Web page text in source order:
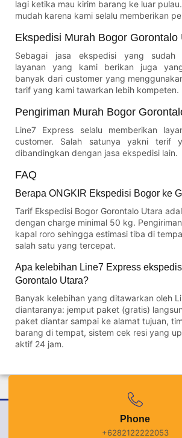
lagi ketika mau kirim barang ke luar
mudah karena kami selalu memberikan
Ekspedisi Murah Bogor Gorontalo
Sebagai jasa ekspedisi yang sudah
layanan yang kami berikan juga
banyak dari customer yang
tarif yang kami tawarkan lebih kompeten.
Pengiriman Murah Bogor
Line7 Express selalu memberikan
customer. Salah satunya yakni terif
dibandingkan dengan jasa ekspedisi lain.
FAQ
Berapa ONGKIR Ekspedisi Bogor ke
Tarif Ekspedisi Bogor Gorontalo Utara
dengan charge minimal 50 kg.
kapal roro sehingga estimasi tiba di
salah satu yang tercepat.
Apa kelebihan Line7 Express
Gorontalo Utara?
Banyak kelebihan yang ditawarkan oleh
diantaranya: jemput paket (gratis)
paket diantar sampai ke alamat tujuan,
barang di tempat, sistem cek resi yang
aktif 24 jam.
Phone
+6282122222053